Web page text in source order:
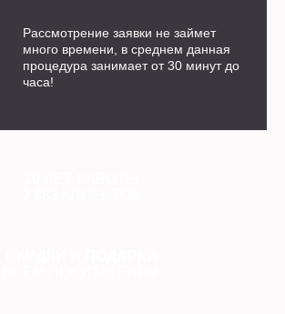
Рассмотрение заявки не займет
много времени, в среднем данная
процедура занимает от 30 минут до
часа!